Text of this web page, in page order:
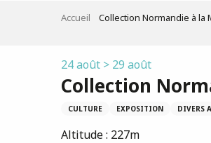
Accueil Collection Normandie à la
24 août > 29 août
Collection
CULTURE EXPOSITION DIVERS
Altitude : 227m